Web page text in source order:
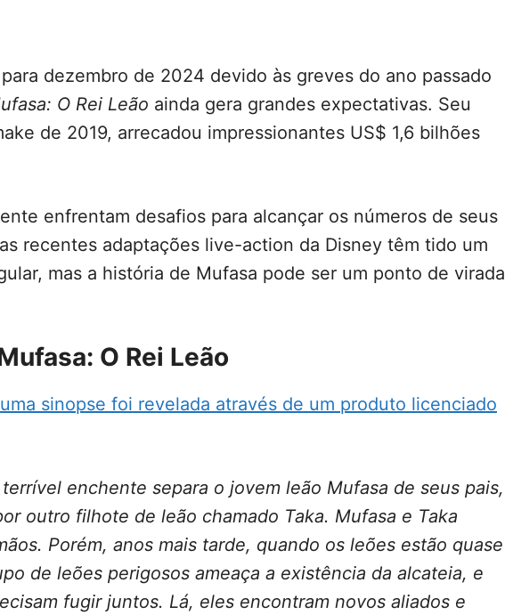
dezembro de 2024 devido às greves do ano passado
O Rei Leão ainda gera grandes expectativas. Seu
de 2019, arrecadou impressionantes US$ 1,6 bilhões
enfrentam desafios para alcançar os números de seus
recentes adaptações live-action da Disney têm tido um
mas a história de Mufasa pode ser um ponto de virada
O Rei Leão
uma sinopse foi revelada através de um produto licenciado
enchente separa o jovem leão Mufasa de seus pais,
outro filhote de leão chamado Taka. Mufasa e Taka
Porém, anos mais tarde, quando os leões estão quase
de leões perigosos ameaça a existência da alcateia, e
fugir juntos. Lá, eles encontram novos aliados e